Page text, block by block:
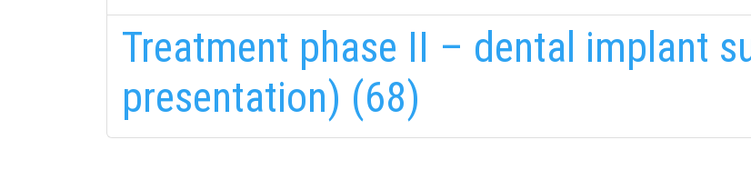
Treatment phase II – dental implant
presentation) (68)